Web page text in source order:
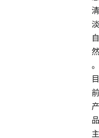
清
淡
自
然
。
目
前
产
品
主